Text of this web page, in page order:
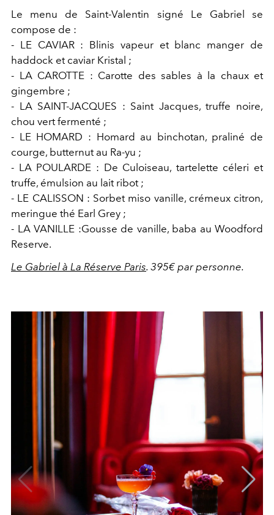
Le menu de Saint-Valentin signé Le Gabriel se
compose de :
- LE CAVIAR : Blinis vapeur et blanc manger de
haddock et caviar Kristal ;
- LA CAROTTE : Carotte des sables à la chaux et
gingembre ;
- LA SAINT-JACQUES : Saint Jacques, truffe noire,
chou vert fermenté ;
- LE HOMARD : Homard au binchotan, praliné de
courge, butternut au Ra-yu ;
- LA POULARDE : De Culoiseau, tartelette céleri et
truffe, émulsion au lait ribot ;
- LE CALISSON : Sorbet miso vanille, crémeux citron,
meringue thé Earl Grey ;
- LA VANILLE :Gousse de vanille, baba au Woodford
Reserve.
Le Gabriel à La Réserve Paris. 395€ par personne.